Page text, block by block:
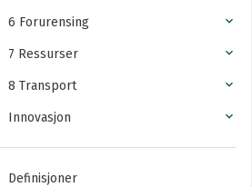
6 Forurensing
7 Ressurser
8 Transport
Innovasjon
Definisjoner